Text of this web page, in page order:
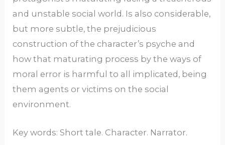
and unstable social world. Is also considerable,
but more subtle, the prejudicious
construction of the character’s psyche and
how that maturating process by the ways of
moral error is harmful to all implicated, being
them agents or victims on the social
environment.
Key words: Short tale. Character. Narrator.